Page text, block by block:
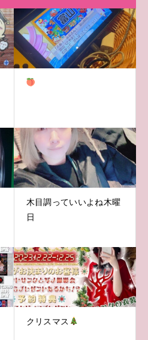
木目調っていいよね木曜
日
クリスマス